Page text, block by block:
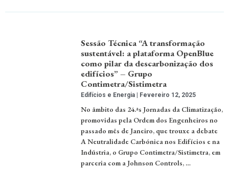
Sessão Técnica “A transformação
sustentável: a plataforma OpenBlue
como pilar da descarbonização dos
edifícios” – Grupo
Contimetra/Sistimetra
Edifícios e Energia Fevereiro 12, 2025
No âmbito das 24.ªs Jornadas da Climatização,
promovidas pela Ordem dos Engenheiros no
passado mês de Janeiro, que trouxe a debate
A Neutralidade Carbónica nos Edifícios e na
Indústria, o Grupo Contimetra/Sistimetra, em
parceria com a Johnson Controls, …